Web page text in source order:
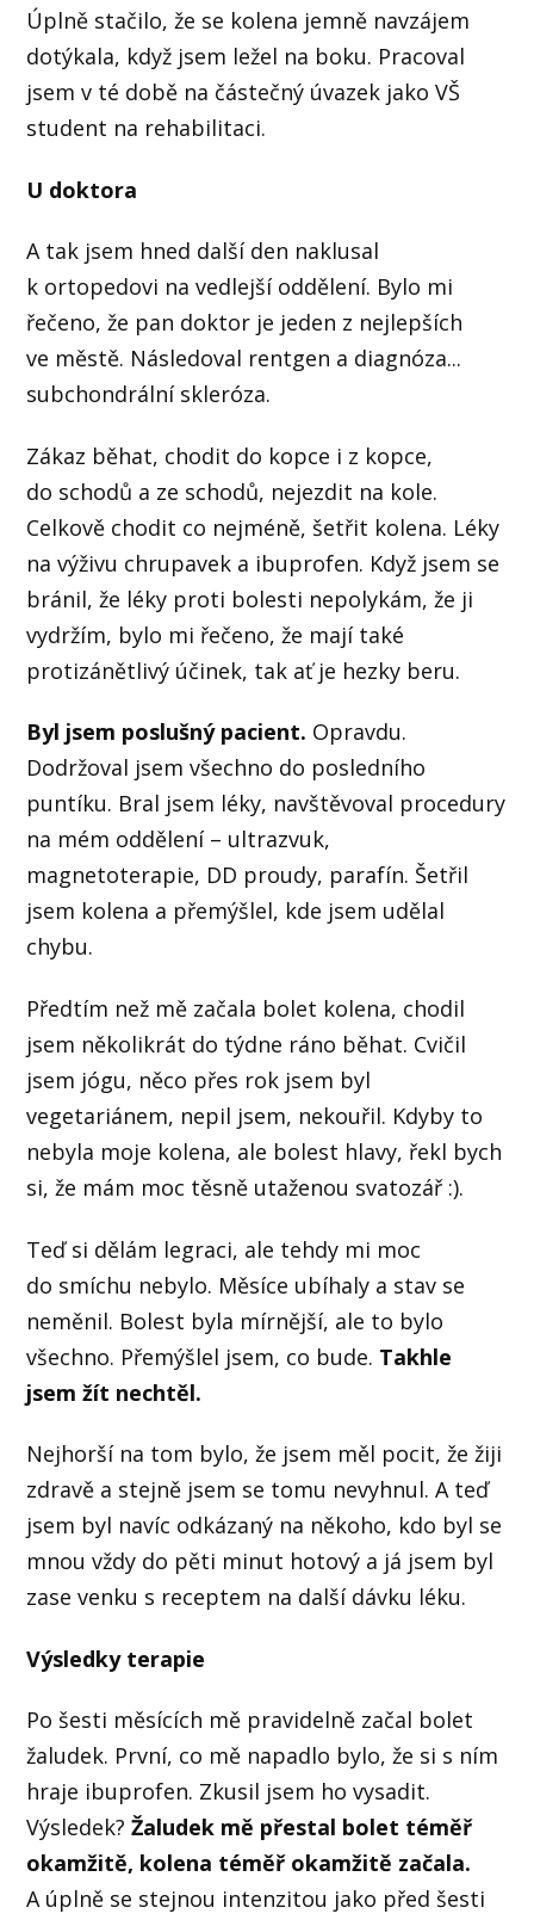
Úplně stačilo, že se kolena jemně navzájem
dotýkala, když jsem ležel na boku. Pracoval
jsem v té době na částečný úvazek jako VŠ
student na rehabilitaci.
U doktora
A tak jsem hned další den naklusal
k ortopedovi na vedlejší oddělení. Bylo mi
řečeno, že pan doktor je jeden z nejlepších
ve městě. Následoval rentgen a diagnóza...
subchondrální skleróza.
Zákaz běhat, chodit do kopce i z kopce,
do schodů a ze schodů, nejezdit na kole.
Celkově chodit co nejméně, šetřit kolena. Léky
na výživu chrupavek a ibuprofen. Když jsem se
bránil, že léky proti bolesti nepolykám, že ji
vydržím, bylo mi řečeno, že mají také
protizánětlivý účinek, tak ať je hezky beru.
Byl jsem poslušný pacient. Opravdu.
Dodržoval jsem všechno do posledního
puntíku. Bral jsem léky, navštěvoval procedury
na mém oddělení – ultrazvuk,
magnetoterapie, DD proudy, parafín. Šetřil
jsem kolena a přemýšlel, kde jsem udělal
chybu.
Předtím než mě začala bolet kolena, chodil
jsem několikrát do týdne ráno běhat. Cvičil
jsem jógu, něco přes rok jsem byl
vegetariánem, nepil jsem, nekouřil. Kdyby to
nebyla moje kolena, ale bolest hlavy, řekl bych
si, že mám moc těsně utaženou svatozář :).
Teď si dělám legraci, ale tehdy mi moc
do smíchu nebylo. Měsíce ubíhaly a stav se
neměnil. Bolest byla mírnější, ale to bylo
všechno. Přemýšlel jsem, co bude. Takhle
jsem žít nechtěl.
Nejhorší na tom bylo, že jsem měl pocit, že žiji
zdravě a stejně jsem se tomu nevyhnul. A teď
jsem byl navíc odkázaný na někoho, kdo byl se
mnou vždy do pěti minut hotový a já jsem byl
zase venku s receptem na další dávku léku.
Výsledky terapie
Po šesti měsících mě pravidelně začal bolet
žaludek. První, co mě napadlo bylo, že si s ním
hraje ibuprofen. Zkusil jsem ho vysadit.
Výsledek?Žaludek mě přestal bolet téměř
okamžitě, kolena téměř okamžitě začala.
A úplně se stejnou intenzitou jako před šesti